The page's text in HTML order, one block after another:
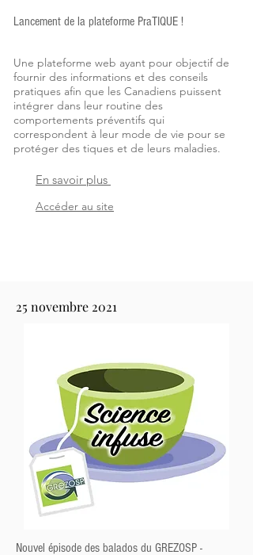
Lancement de la plateforme PraTIQUE !
Une plateforme web ayant pour objectif de
fournir des informations et des conseils
pratiques afin que les Canadiens puissent
intégrer dans leur routine des
comportements préventifs qui
correspondent à leur mode de vie pour se
protéger des tiques et de leurs maladies.
En savoir plus
Accéder au site
25 novembre 2021
Nouvel épisode des balados du GREZOSP -